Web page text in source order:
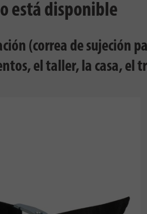
está disponible
(correa de sujeción
el taller, la casa, el